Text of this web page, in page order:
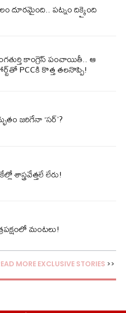
దూరమైంది.. పట్నం దిక్కైంది
కాంగ్రెస్‌ పంచాయితీ.. ఆ
PCCకి కొత్త తలనొప్పి!
జరిగేనా ‘సర్’?
శాస్త్రవేత్తలే లేరు!
మంటలు!
MORE EXCLUSIVE STORIES >>